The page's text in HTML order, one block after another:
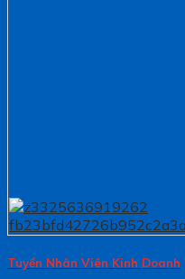
Tuyển Nhân Viên Kinh Doanh